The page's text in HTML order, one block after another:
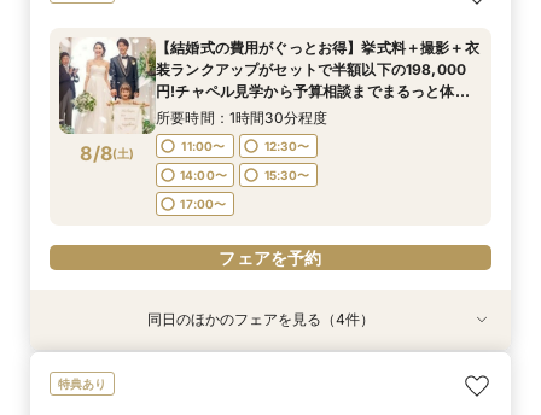
8/7(金)
11:00〜
13:00〜
15:00〜
17:00〜
フェアを予約
8/7(金)
11:00〜
12:30〜
14:00〜
15:30〜
17:00〜
フェアを予約
8/7(金)
11:00〜
12:30〜
14:00〜
15:30〜
17:00〜
フェアを予約
8/7(金)
BIGフェア
所要時間：1時間30分程度
11:00〜
12:30〜
14:00〜
15:30〜
17:00〜
電話予約のみ
8/7(金)
10:30〜
12:00〜
13:30〜
15:00〜
16:30〜
フェアを予約
8/8(土)
【結婚式の費用がぐっとお得】挙式料＋撮影＋衣
装ランクアップがセットで半額以下の198,000
円!チャペル見学から予算相談までまるっと体験
BIGフェア
所要時間：1時間30分程度
11:00〜
12:30〜
14:00〜
15:30〜
17:00〜
フェアを予約
【挙式＋会食が5万円OFF！】費用を抑えて叶え
【期間限定】50％OFF★チャペルフォトキャン
【和婚フェア｜挙式料半額特典】和装×チャペル
同日のほかのフェアを見る（4件）
特典あり